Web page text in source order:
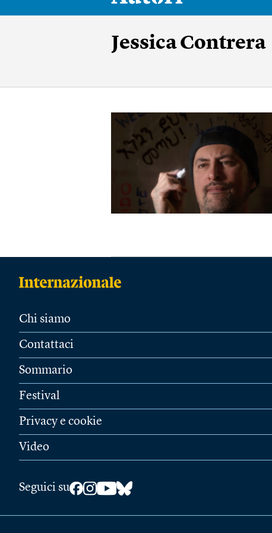
Jessica Contrera
Chi siamo
Contattaci
Sommario
Festival
Privacy e cookie
Video
Seguici su